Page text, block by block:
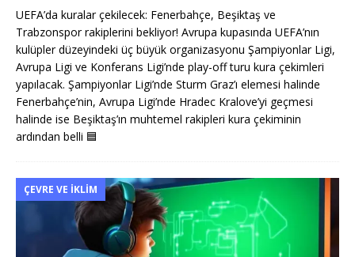
UEFA’da kuralar çekilecek: Fenerbahçe, Beşiktaş ve
Trabzonspor rakiplerini bekliyor! Avrupa kupasında UEFA’nın
kulüpler düzeyindeki üç büyük organizasyonu Şampiyonlar Ligi,
Avrupa Ligi ve Konferans Ligi’nde play-off turu kura çekimleri
yapılacak. Şampiyonlar Ligi’nde Sturm Graz’ı elemesi halinde
Fenerbahçe’nin, Avrupa Ligi’nde Hradec Kralove’yi geçmesi
halinde ise Beşiktaş’ın muhtemel rakipleri kura çekiminin
ardından belli 🟦
ÇEVRE VE İKLIM